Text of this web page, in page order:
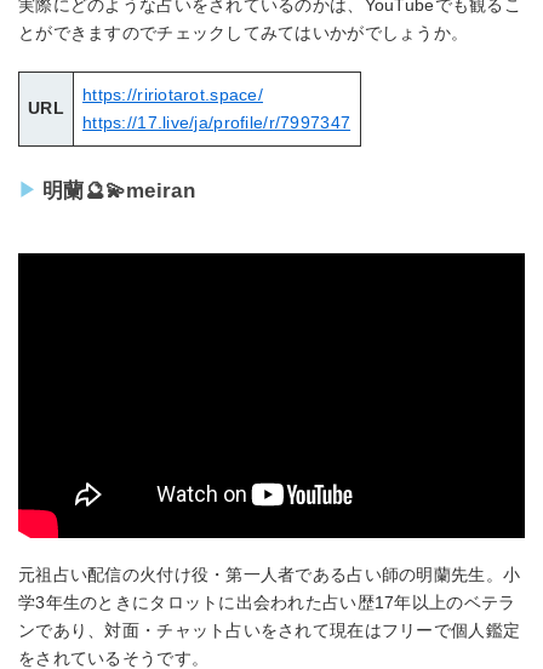
実際にどのような占いをされているのかは、YouTubeでも観るこ
とができますのでチェックしてみてはいかがでしょうか。
URL
https://ririotarot.space/
https://17.live/ja/profile/r/7997347
明蘭🔮💫meiran
元祖占い配信の火付け役・第一人者である占い師の明蘭先生。小
学3年生のときにタロットに出会われた占い歴17年以上のベテラ
ンであり、対面・チャット占いをされて現在はフリーで個人鑑定
をされているそうです。